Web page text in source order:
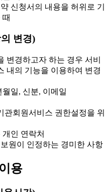
신청서의 내용을 허위로 기
변경)
변경하고자 하는 경우 서비
내의 기능을 이용하여 변경
일, 신분, 이메일
회원서비스 권한설정을 위
인 연락처
원이 인정하는 경미한 사항
용